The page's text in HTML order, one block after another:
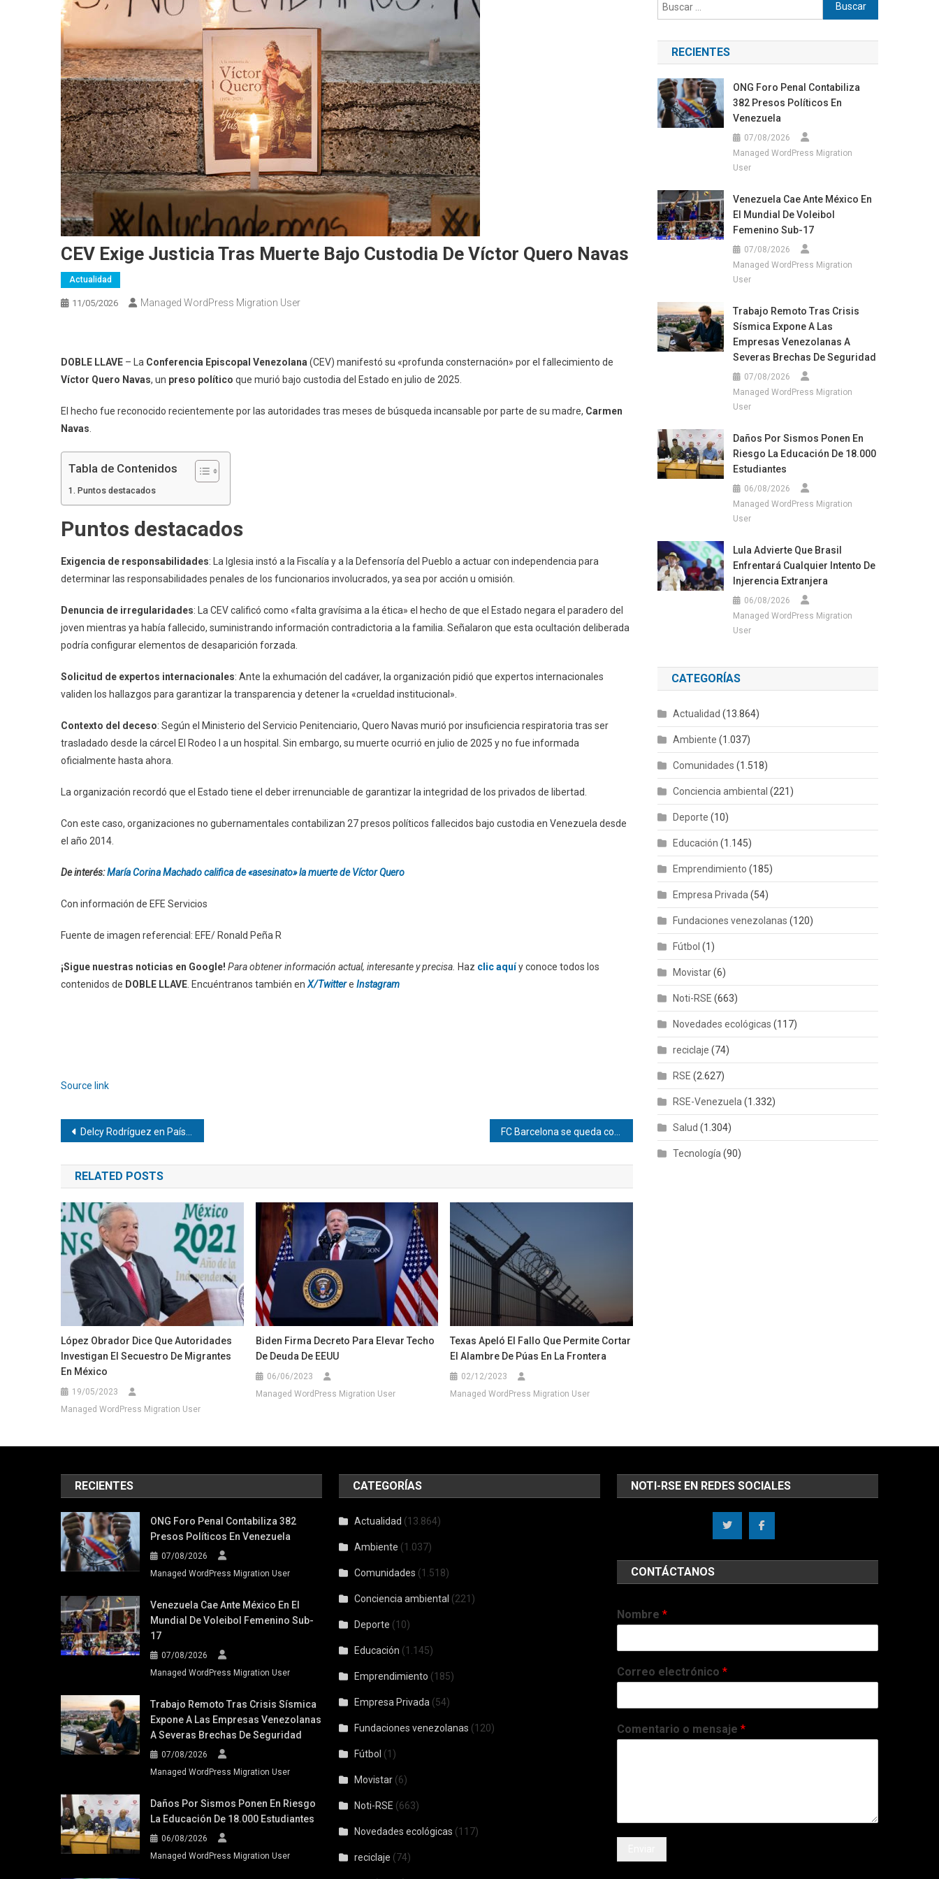
CEV Exige Justicia Tras Muerte Bajo Custodia De Víctor Quero Navas
Actualidad
11/05/2026 Managed WordPress Migration User
DOBLE LLAVE – La Conferencia Episcopal Venezolana (CEV) manifestó su «profunda consternación» por el fallecimiento de
Víctor Quero Navas, un preso político que murió bajo custodia del Estado en julio de 2025.
El hecho fue reconocido recientemente por las autoridades tras meses de búsqueda incansable por parte de su madre, Carmen
Navas
Tabla de Contenidos
Puntos destacados
Puntos destacados
Exigencia de responsabilidades: La Iglesia instó a la Fiscalía y a la Defensoría del Pueblo a actuar con independencia para
determinar las responsabilidades penales de los funcionarios involucrados, ya sea por acción u omisión.
Denuncia de irregularidades: La CEV calificó como «falta gravísima a la ética» el hecho de que el Estado negara el paradero del
joven mientras ya había fallecido, suministrando información contradictoria a la familia. Señalaron que esta ocultación deliberada
podría configurar elementos de desaparición forzada.
Solicitud de expertos internacionales: Ante la exhumación del cadáver, la organización pidió que expertos internacionales
validen los hallazgos para garantizar la transparencia y detener la «crueldad institucional».
Contexto del deceso: Según el Ministerio del Servicio Penitenciario, Quero Navas murió por insuficiencia respiratoria tras ser
trasladado desde la cárcel El Rodeo I a un hospital. Sin embargo, su muerte ocurrió en julio de 2025 y no fue informada
oficialmente hasta ahora.
La organización recordó que el Estado tiene el deber irrenunciable de garantizar la integridad de los privados de libertad.
Con este caso, organizaciones no gubernamentales contabilizan 27 presos políticos fallecidos bajo custodia en Venezuela desde
el año 2014.
De interés:María Corina Machado califica de «asesinato» la muerte de Víctor Quero
Con información de EFE Servicios
Fuente de imagen referencial: EFE/ Ronald Peña R
¡Sigue nuestras noticias en Google! Para obtener información actual, interesante y precisa. Haz clic aquíy conoce todos los
contenidos de DOBLE LLAVE . Encuéntranos también en X/Twittere Instagram
Source link
Navegación
de
entradas
Delcy Rodríguez en Países Bajos defiende al país en disputa por el Esequibo
RELATED POSTS
López Obrador Dice Que Autoridades
Investigan El Secuestro De Migrantes
En México
19/05/2023
Managed WordPress Migration User
Biden Firma Decreto Para Elevar Techo
De Deuda De EEUU
06/06/2023
Managed WordPress Migration User
Texas Apeló El Fallo Que Permite Cortar
El Alambre De Púas En La Frontera
02/12/2023
Managed WordPress Migration User
RECIENTES
ONG Foro Penal Contabiliza
382 Presos Políticos En
Venezuela
07/08/2026
Managed WordPress Migration
User
Venezuela Cae Ante México En
El Mundial De Voleibol
Femenino Sub-17
07/08/2026
Managed WordPress Migration
User
Trabajo Remoto Tras Crisis
Sísmica Expone A Las
Empresas Venezolanas A
Severas Brechas De Seguridad
07/08/2026
Managed WordPress Migration
User
Daños Por Sismos Ponen En
Riesgo La Educación De 18.000
Estudiantes
06/08/2026
Managed WordPress Migration
User
Lula Advierte Que Brasil
Enfrentará Cualquier Intento De
Injerencia Extranjera
06/08/2026
Managed WordPress Migration
User
CATEGORÍAS
Actualidad (13.864)
Ambiente (1.037)
Comunidades (1.518)
Conciencia ambiental (221)
Deporte (10)
Educación (1.145)
Emprendimiento (185)
Empresa Privada (54)
Fundaciones venezolanas (120)
Fútbol (1)
Movistar(6)
Noti-RSE (663)
Novedades ecológicas (117)
reciclaje (74)
RSE (2.627)
RSE-Venezuela (1.332)
Salud (1.304)
Tecnología (90)
RECIENTES
ONG Foro Penal Contabiliza 382
Presos Políticos En Venezuela
07/08/2026
Managed WordPress Migration User
Venezuela Cae Ante México En El
Mundial De Voleibol Femenino Sub-
17
07/08/2026
Managed WordPress Migration User
Trabajo Remoto Tras Crisis Sísmica
Expone A Las Empresas Venezolanas
A Severas Brechas De Seguridad
07/08/2026
Managed WordPress Migration User
Daños Por Sismos Ponen En Riesgo
La Educación De 18.000 Estudiantes
06/08/2026
Managed WordPress Migration User
CATEGORÍAS
Actualidad (13.864)
Ambiente (1.037)
Comunidades (1.518)
Conciencia ambiental (221)
Deporte (10)
Educación (1.145)
Emprendimiento (185)
Empresa Privada (54)
Fundaciones venezolanas (120)
Fútbol (1)
Movistar (6)
Noti-RSE (663)
Novedades ecológicas (117)
reciclaje (74)
NOTI-RSE EN REDES SOCIALES
CONTÁCTANOS
Nombre *
Correo electrónico *
Comentario o mensaje *